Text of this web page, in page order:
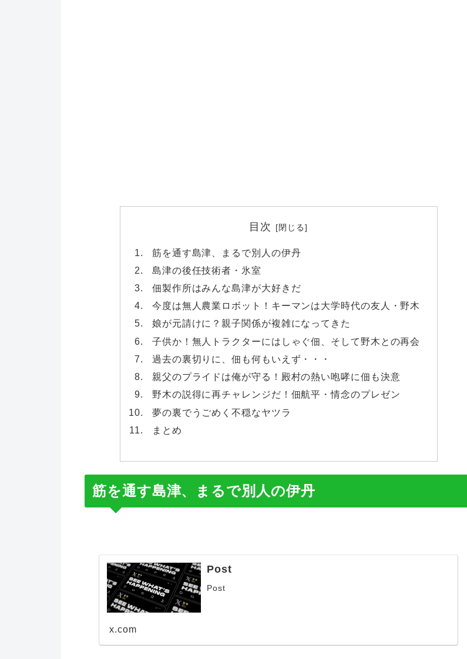
目次
筋を通す島津、まるで別人の伊丹
島津の後任技術者・氷室
佃製作所はみんな島津が大好きだ
今度は無人農業ロボット！キーマンは大学時代の友人・野木
娘が元請けに？親子関係が複雑になってきた
子供か！無人トラクターにはしゃぐ佃、そして野木との再会
過去の裏切りに、佃も何もいえず・・・
親父のプライドは俺が守る！殿村の熱い咆哮に佃も決意
野木の説得に再チャレンジだ！佃航平・情念のプレゼン
夢の裏でうごめく不穏なヤツラ
まとめ
筋を通す島津、まるで別人の伊丹
Post
Post
x.com